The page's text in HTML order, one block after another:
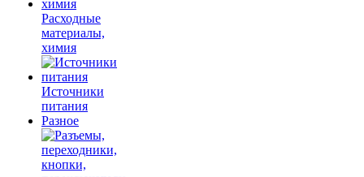
Расходные
материалы,
химия
Источники
питания
Разное